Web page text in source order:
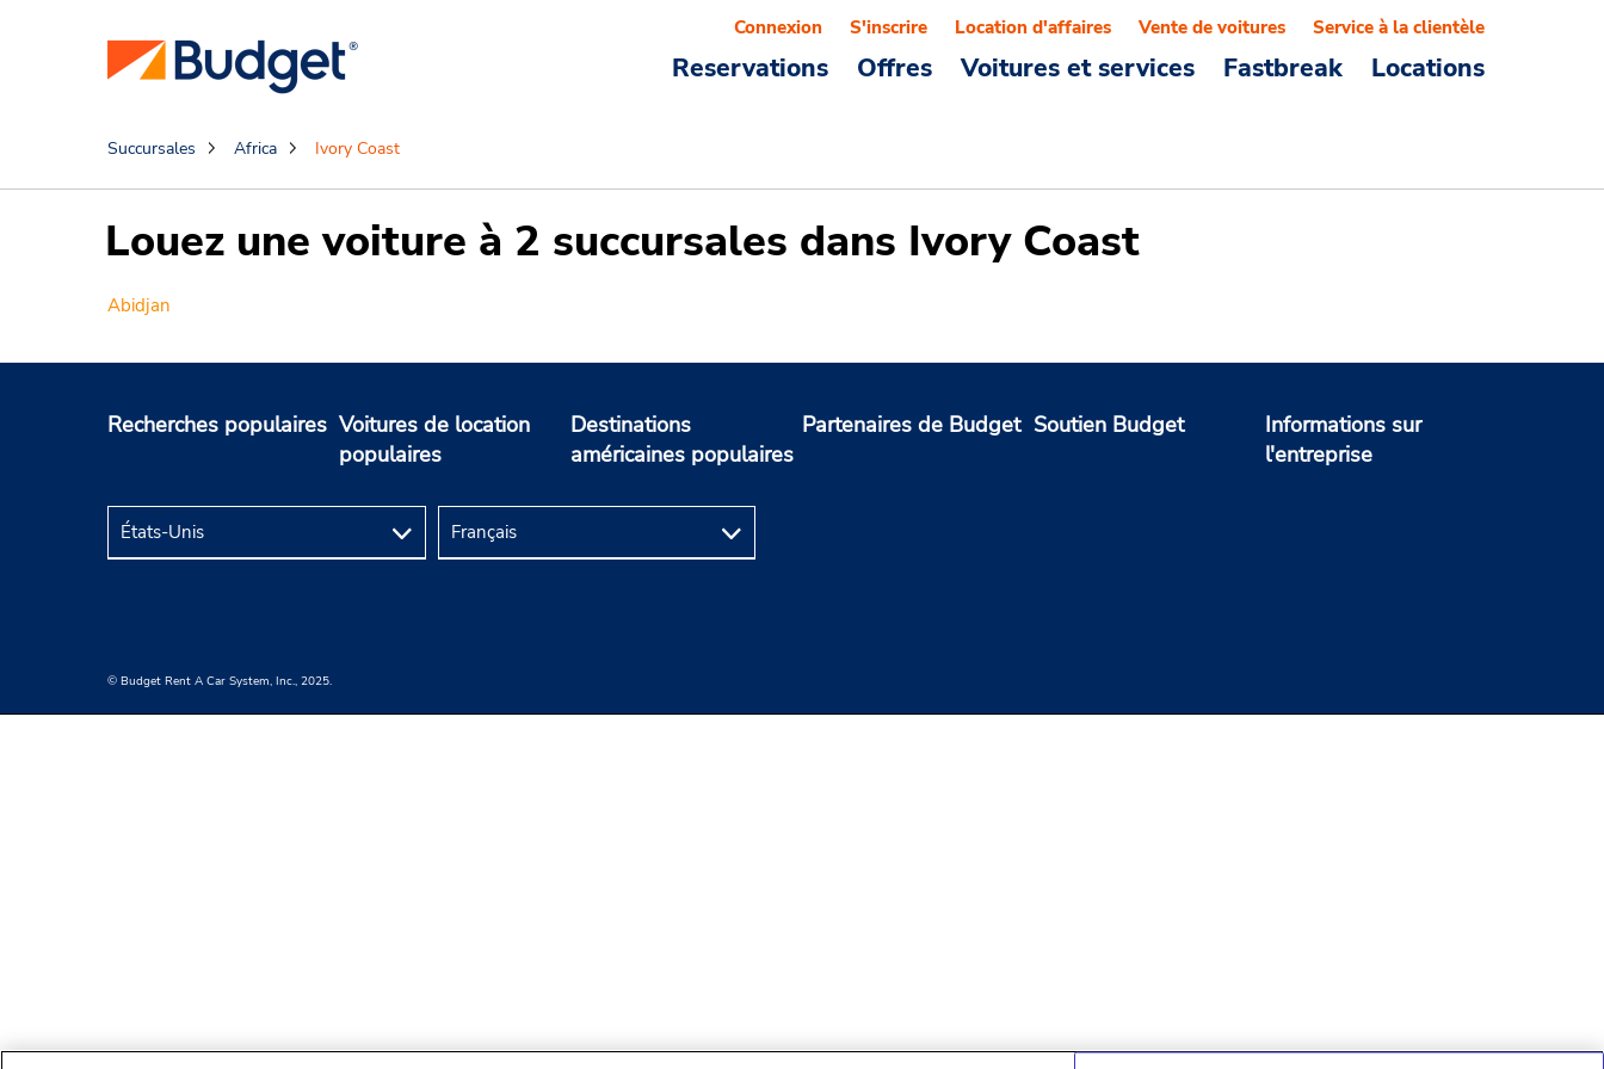
Reservations Offres Voitures et services Fastbreak Locations
Connexion S'inscrire Location d'affaires Vente de voitures Service à la clientèle
Succursales Africa Ivory Coast
Louez une voiture à 2 succursales dans Ivory Coast
Abidjan
Recherches populaires Voitures de location
populaires
Destinations
américaines populaires
Partenaires de Budget Soutien Budget
Informations sur
l'entreprise
© Budget Rent A Car System, Inc., 2025.